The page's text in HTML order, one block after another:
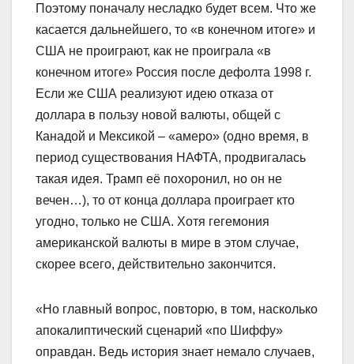
Поэтому поначалу несладко будет всем. Что же
касается дальнейшего, то «в конечном итоге» и
США не проиграют, как не проиграла «в
конечном итоге» Россия после дефолта 1998 г.
Если же США реализуют идею отказа от
доллара в пользу новой валюты, общей с
Канадой и Мексикой – «амеро» (одно время, в
период существования НАФТА, продвигалась
такая идея. Трамп её похоронил, но он не
вечен…), то от конца доллара проиграет кто
угодно, только не США. Хотя гегемония
американской валюты в мире в этом случае,
скорее всего, действительно закончится.
«Но главный вопрос, повторю, в том, насколько
апокалиптический сценарий «по Шиффу»
оправдан. Ведь история знает немало случаев,